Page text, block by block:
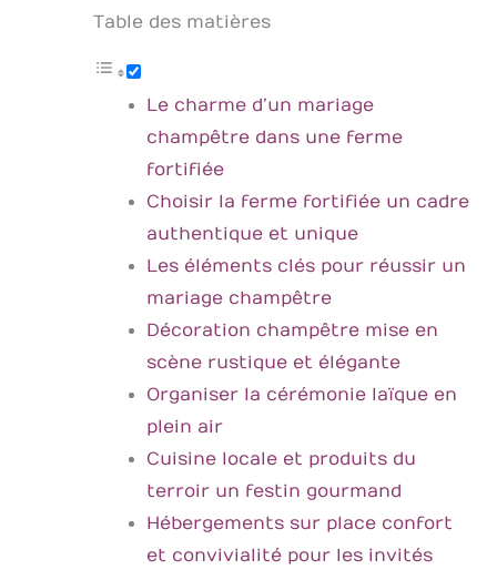
Table des matières
Le charme d’un mariage
champêtre dans une ferme
fortifiée
Choisir la ferme fortifiée un cadre
authentique et unique
Les éléments clés pour réussir un
mariage champêtre
Décoration champêtre mise en
scène rustique et élégante
Organiser la cérémonie laïque en
plein air
Cuisine locale et produits du
terroir un festin gourmand
Hébergements sur place confort
et convivialité pour les invités